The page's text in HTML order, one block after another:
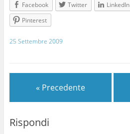
Facebook
Twitter LinkedIn
Pinterest
25 Settembre 2009
« Precedente
Rispondi